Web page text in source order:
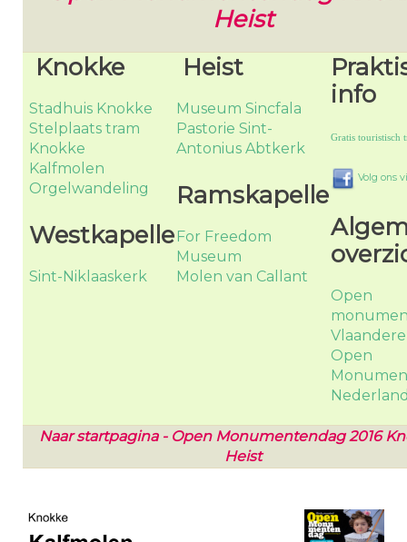
Heist
Knokke
Stadhuis Knokke
Stelplaats tram
Knokke
Kalfmolen
Orgelwandeling
Westkapelle
Sint-Niklaaskerk
Heist
Museum Sincfala
Pastorie Sint-
Antonius Abtkerk
Ramskapelle
For Freedom
Museum
Molen van Callant
info
Gratis touristisch
Volg ons
Open
Open
Naar startpagina - Open Monumentendag 2016
Heist